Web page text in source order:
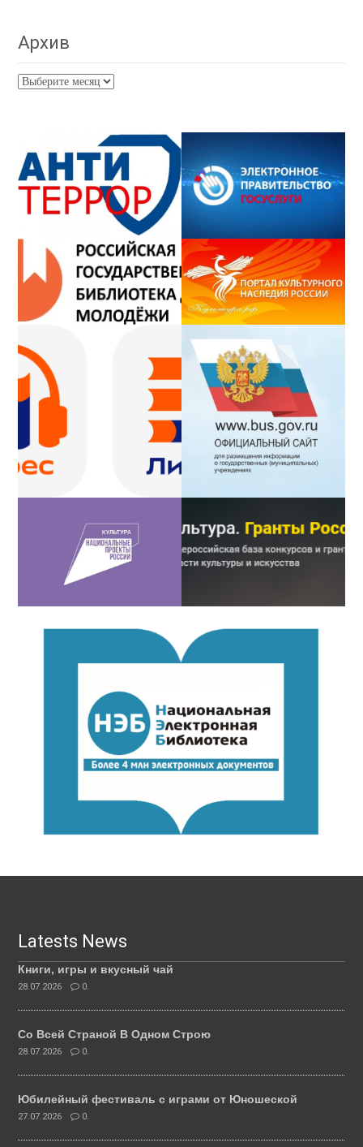
Архив
Архив
Latests News
Книги, игры и вкусный чай
28.07.2026 0.
Со Всей Страной В Одном Строю
28.07.2026 0.
Юбилейный фестиваль с играми от Юношеской
27.07.2026 0.